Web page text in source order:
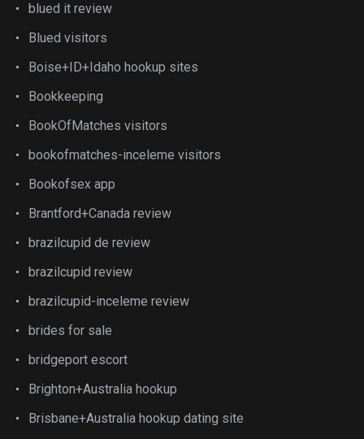
blued it review
Blued visitors
Boise+ID+Idaho hookup sites
Bookkeeping
BookOfMatches visitors
bookofmatches-inceleme visitors
Bookofsex app
Brantford+Canada review
brazilcupid de review
brazilcupid review
brazilcupid-inceleme review
brides for sale
bridgeport escort
Brighton+Australia hookup
Brisbane+Australia hookup dating site